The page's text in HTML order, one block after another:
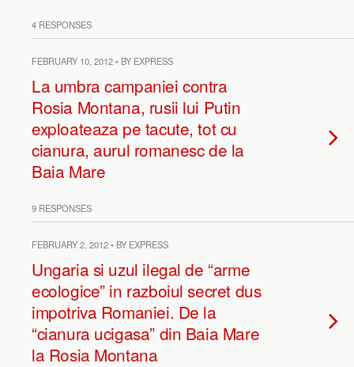
4 RESPONSES
FEBRUARY 10, 2012 • BY EXPRESS
La umbra campaniei contra
Rosia Montana, rusii lui Putin
exploateaza pe tacute, tot cu
cianura, aurul romanesc de la
Baia Mare
9 RESPONSES
FEBRUARY 2, 2012 • BY EXPRESS
Ungaria si uzul ilegal de “arme
ecologice” in razboiul secret dus
impotriva Romaniei. De la
“cianura ucigasa” din Baia Mare
la Rosia Montana